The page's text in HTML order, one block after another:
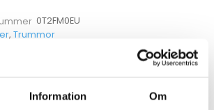
Information Om
0T2FM0EU
,Trummor
KÖPTE OCKSÅ